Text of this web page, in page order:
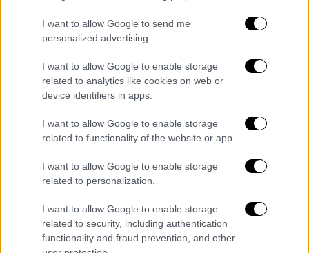
I want to allow Google to send me
personalized advertising.
I want to allow Google to enable storage
related to analytics like cookies on web or
device identifiers in apps.
I want to allow Google to enable storage
related to functionality of the website or app.
I want to allow Google to enable storage
related to personalization.
I want to allow Google to enable storage
related to security, including authentication
functionality and fraud prevention, and other
Τον Μάρτιο, ο Ζελένσκι κάλεσε
συγκεκριμένα την ιταλική κυβέρνηση να
"μπλοκάρει όλα τα [ρωσικά] ακίνητα, τους
λογαριασμούς και τα γιοτ, από το
αναφερόμενος σε ένα σούπερ γιοτ 140
μέτρων (460 πόδια) που φέρεται να ανήκει
σε πλούσιο Ρώσο ιδιώτη και ήταν
αγκυροβολημένο στο ιταλικό λιμάνι Marina
di Carrara.
Εκτός από τη βίλα του Ζελένσκι στην
Τοσκάνη, ο Ουκρανός πρόεδρος και ο στενός